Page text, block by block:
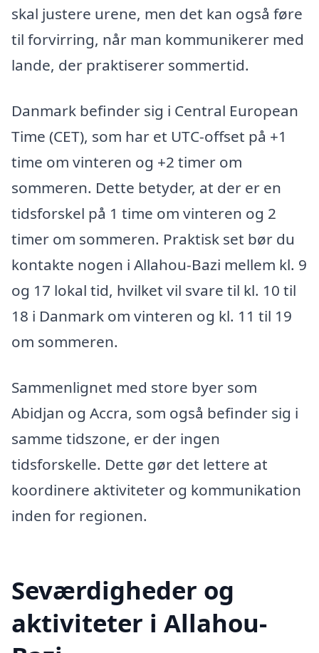
skal justere urene, men det kan også føre
til forvirring, når man kommunikerer med
lande, der praktiserer sommertid.
Danmark befinder sig i Central European
Time (CET), som har et UTC-offset på +1
time om vinteren og +2 timer om
sommeren. Dette betyder, at der er en
tidsforskel på 1 time om vinteren og 2
timer om sommeren. Praktisk set bør du
kontakte nogen i Allahou-Bazi mellem kl. 9
og 17 lokal tid, hvilket vil svare til kl. 10 til
18 i Danmark om vinteren og kl. 11 til 19
om sommeren.
Sammenlignet med store byer som
Abidjan og Accra, som også befinder sig i
samme tidszone, er der ingen
tidsforskelle. Dette gør det lettere at
koordinere aktiviteter og kommunikation
inden for regionen.
Seværdigheder og
aktiviteter i Allahou-